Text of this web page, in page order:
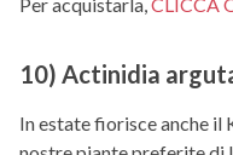
10) Actinidia
In estate fiorisce anche il